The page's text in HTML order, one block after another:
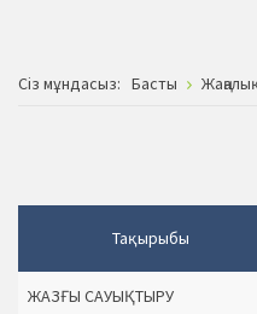
Сiз мұндасыз: Басты
Тақырыбы
ЖАЗҒЫ САУЫҚТЫРУ